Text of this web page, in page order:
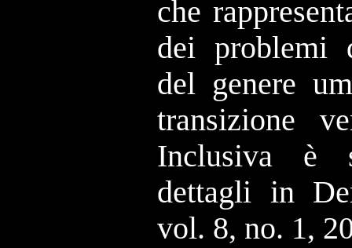
che
dei problemi
del genere
transizione
Inclusiva è
dettagli in
vol. 8, no. 1,